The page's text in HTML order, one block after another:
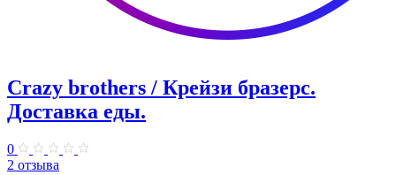
Crazy brothers / Крейзи бразерс.
Доставка еды.
0
2 отзыва